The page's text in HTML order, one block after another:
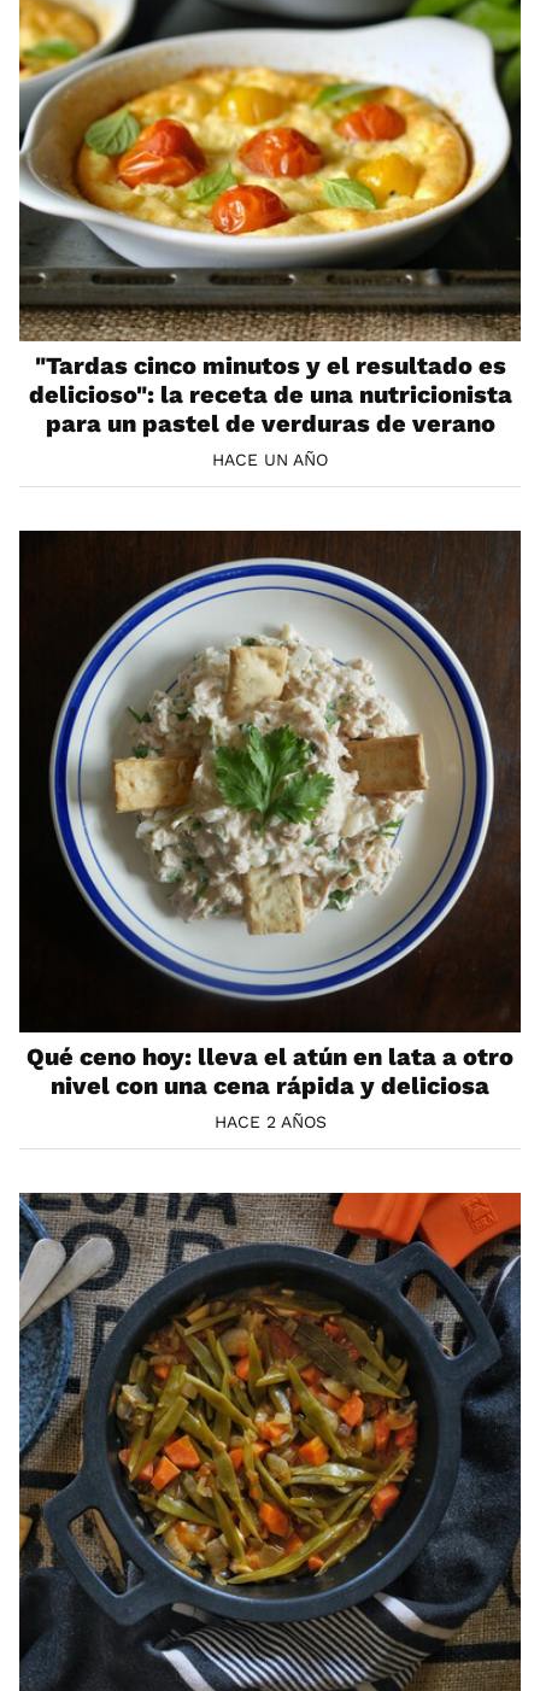
"Tardas cinco minutos y el resultado es
delicioso": la receta de una nutricionista
para un pastel de verduras de verano
HACE UN AÑO
Qué ceno hoy: lleva el atún en lata a otro
nivel con una cena rápida y deliciosa
HACE 2 AÑOS